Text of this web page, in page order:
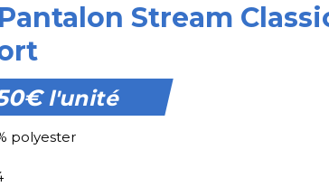
Pantalon Stream
€l'unité
polyester